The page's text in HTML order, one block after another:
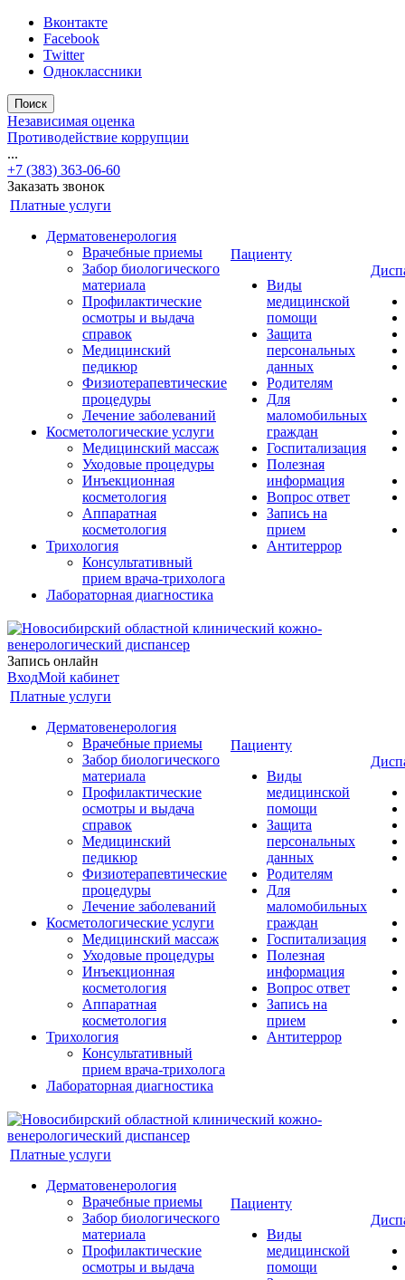
Вконтакте
Facebook
Twitter
Одноклассники
Поиск
Независимая оценка
Противодействие коррупции
...
+7 (383) 363-06-60
Заказать звонок
Платные услуги
Дерматовенерология
Врачебные приемы
Забор биологического
материала
Профилактические
осмотры и выдача
справок
Медицинский
педикюр
Физиотерапевтические
процедуры
Лечение заболеваний
Косметологические услуги
Медицинский массаж
Уходовые процедуры
Инъекционная
косметология
Аппаратная
косметология
Трихология
Консультативный
прием врача-трихолога
Лабораторная диагностика
Пациенту
Виды
медицинской
помощи
Защита
персональных
данных
Родителям
Для
маломобильных
граждан
Госпитализация
Полезная
информация
Вопрос ответ
Запись на
прием
Антитеррор
Запись онлайн
ВходМой кабинет
Платные услуги
Дерматовенерология
Врачебные приемы
Забор биологического
материала
Профилактические
осмотры и выдача
справок
Медицинский
педикюр
Физиотерапевтические
процедуры
Лечение заболеваний
Косметологические услуги
Медицинский массаж
Уходовые процедуры
Инъекционная
косметология
Аппаратная
косметология
Трихология
Консультативный
прием врача-трихолога
Лабораторная диагностика
Пациенту
Виды
медицинской
помощи
Защита
персональных
данных
Родителям
Для
маломобильных
граждан
Госпитализация
Полезная
информация
Вопрос ответ
Запись на
прием
Антитеррор
Платные услуги
Дерматовенерология
Врачебные приемы
Забор биологического
материала
Профилактические
осмотры и выдача
Пациенту
Виды
медицинской
помощи